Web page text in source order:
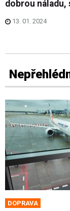
dobrou náladu,
13. 01. 2024
DOPRAVA